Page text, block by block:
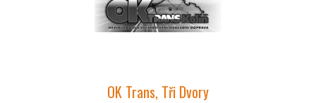
OK Trans, Tři Dvory